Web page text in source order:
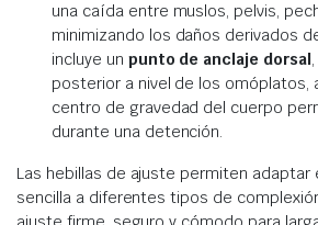
una caída entre muslos, pelvis,
minimizando los daños derivados
incluye un punto de anclaje dorsal
posterior a nivel de los omóplatos,
centro de gravedad del cuerpo
durante una detención.
Las hebillas de ajuste permiten adaptar
sencilla a diferentes tipos de